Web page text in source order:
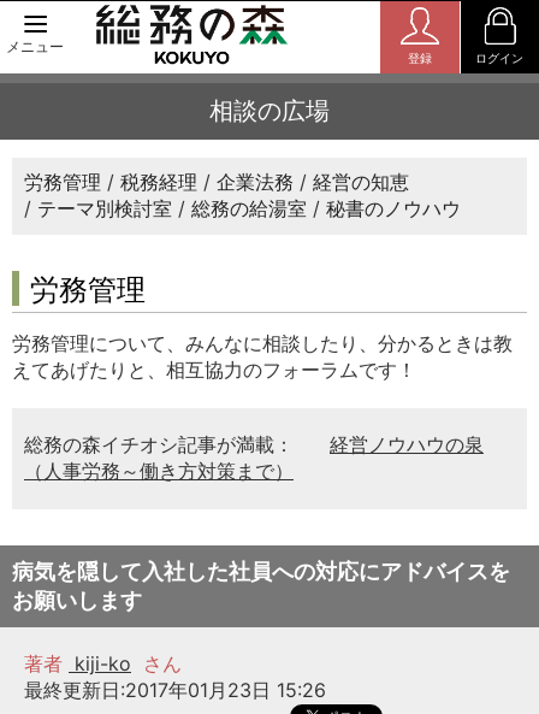
メニュー
登録 ログイン
相談の広場
労務管理 税務経理 企業法務
経営の知恵
テーマ別検討室
総務の給湯室 秘書のノウハウ
労務管理
労務管理について、みんなに相談したり、分かるときは教
えてあげたりと、相互協力のフォーラムです！
総務の森イチオシ記事が満載：
経営ノウハウの泉
（人事労務～働き方対策まで）
病気を隠して入社した社員への対応にアドバイスを
お願いします
著者 kiji-ko
さん
最終更新日:2017年01月23日 15:26